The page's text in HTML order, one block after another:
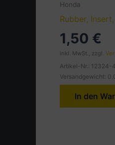
Honda
Rubber,
1,50 €
inkl. MwSt., zzgl.
Artikel-Nr.: 12324-
Versandgewicht:
In den